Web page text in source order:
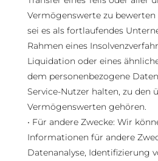
Vermögenswerte zu
sei es als fortlaufendes
Rahmen eines
Liquidation oder eines
dem personenbezogene
Service-Nutzer halten, zu den
Vermögenswerten gehören.
• Für andere Zwecke: Wir
Informationen für andere
Datenanalyse, Identifizierung